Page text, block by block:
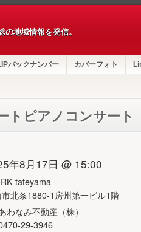
地域情報を発信。
バックナンバー カバーフォト
トピアノコンサート
年8月17日 @ 15:00
tateyama
北条1880-1房州第一ビル1階
わなみ不動産（株）
29-3946